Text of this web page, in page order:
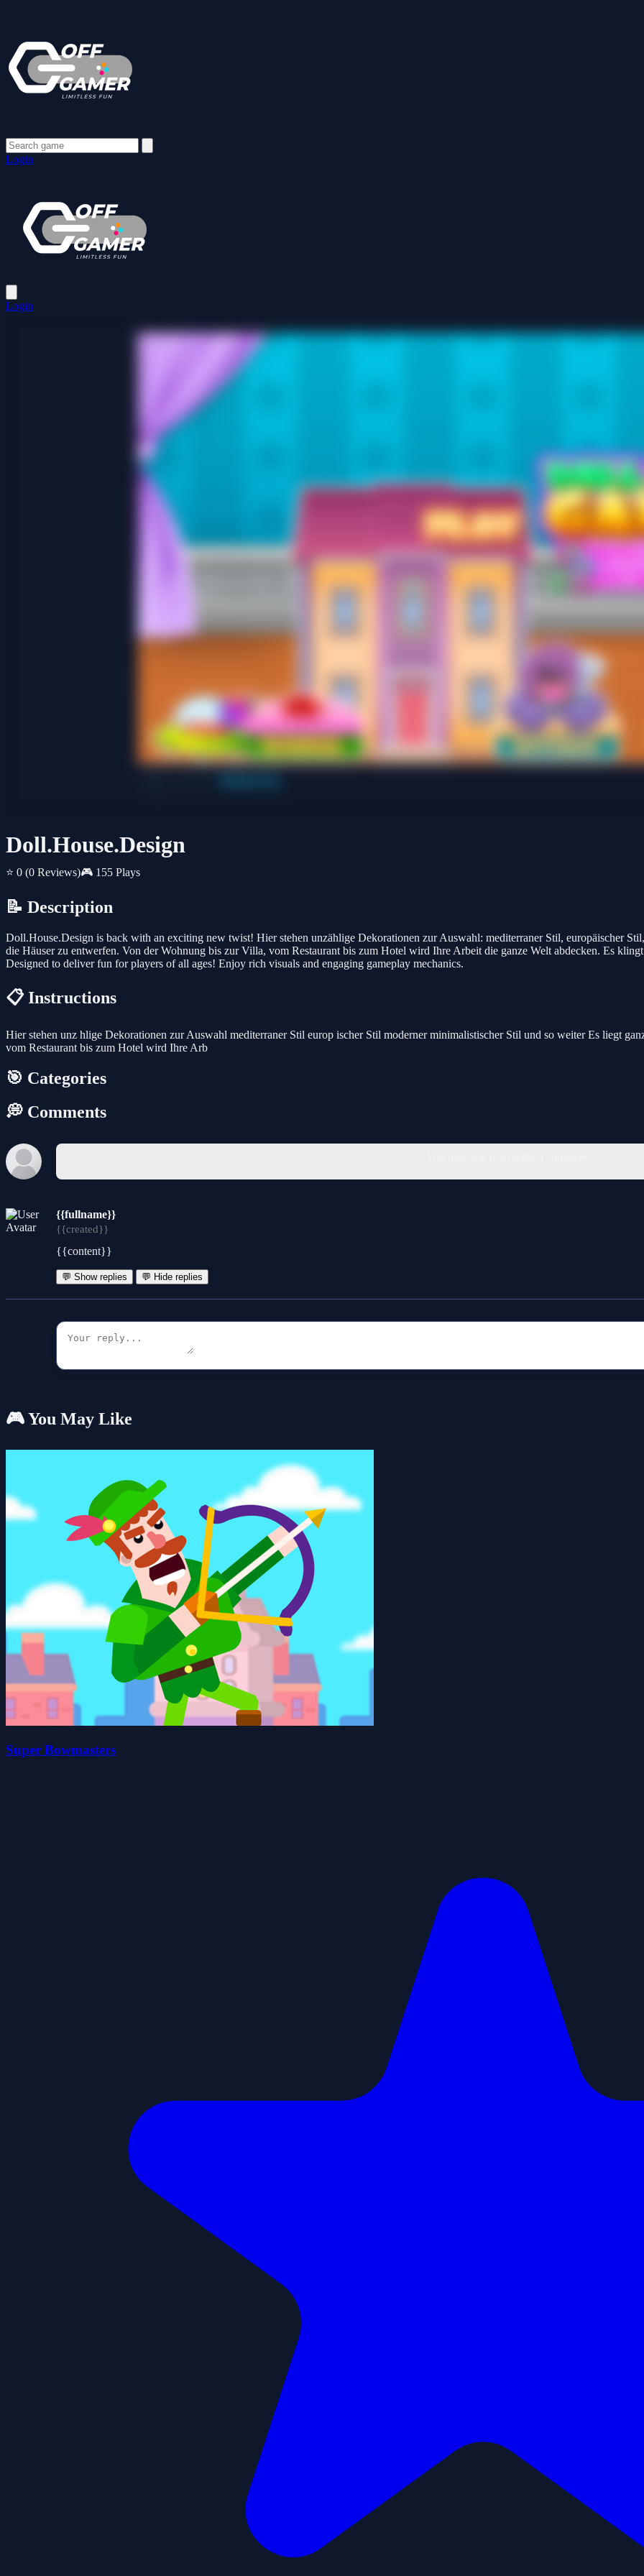
Login
Login
Doll.House.Design
⭐ 0 (0 Reviews)🎮 155 Plays
📝 Description
Doll.House.Design is back with an exciting new twist! Hier stehen unzählige Dekorationen zur Auswahl: mediterraner Stil, europäischer
die Häuser zu entwerfen. Von der Wohnung bis zur Villa, vom Restaurant bis zum Hotel wird Ihre Arbeit die ganze Welt abdecken. Es
Designed to deliver fun for players of all ages! Enjoy rich visuals and engaging gameplay mechanics.
📋 Instructions
Hier stehen unz hlige Dekorationen zur Auswahl mediterraner Stil europ ischer Stil moderner minimalistischer Stil und so weiter Es liegt
vom Restaurant bis zum Hotel wird Ihre Arb
🎯 Categories
💭 Comments
{{fullname}}
{{created}}
{{content}}
💬 Show replies 💬 Hide replies
🎮 You May Like
Super Bowmasters